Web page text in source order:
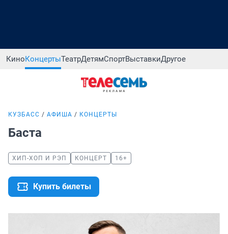
КиноКонцертыТеатрДетямСпортВыставкиДругое
КУЗБАСС АФИША КОНЦЕРТЫ
Баста
ХИП-ХОП И РЭП КОНЦЕРТ 16+
Купить билеты